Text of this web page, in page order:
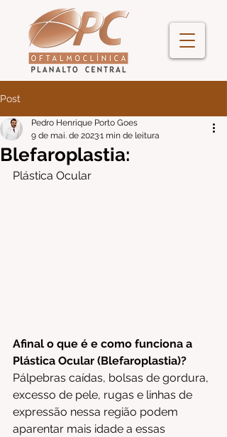
Post
Blefaroplastia:
Pedro Henrique Porto Goes
9 de mai. de 20231 min de leitura
Plástica Ocular
Afinal o que é e como funciona a
Plástica Ocular (Blefaroplastia)?
Pálpebras caídas, bolsas de gordura,
excesso de pele, rugas e linhas de
expressão nessa região podem
aparentar mais idade a essas